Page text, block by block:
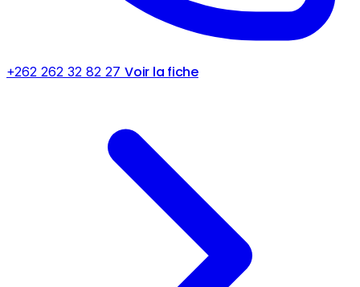
+262 262 32 82 27 Voir la fiche